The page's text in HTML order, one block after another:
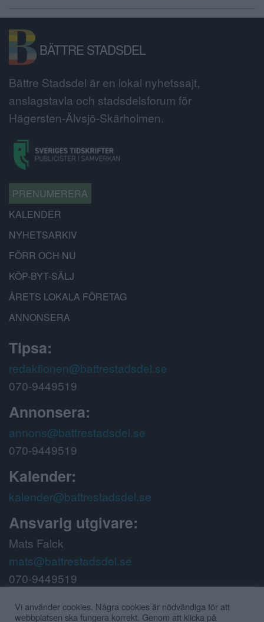
BÄTTRE STADSDEL
Bättre Stadsdel är en lokal nyhetssajt,
anslagstavla och stadsdelsforum för
Hägersten-Älvsjö-Skärholmen.
PRENUMERERA
KALENDER
NYHETSARKIV
FÖRR OCH NU
KÖP-BYT-SÄLJ
ÅRETS LOKALA FÖRETAG
ANNONSERA
Tipsa:
redaktionen@battrestadsdel.se
070-9449519
Annonsera:
annons@battrestadsdel.se
070-9449519
Kalender:
kalender@battrestadsdel.se
Ansvarig utgivare:
Mats Falck
mats@battrestadsdel.se
070-9449519
Följ oss på:
Vi använder cookies. Några cookies är nödvändiga för att
webbplatsen ska fungera korrekt. Genom att klicka på